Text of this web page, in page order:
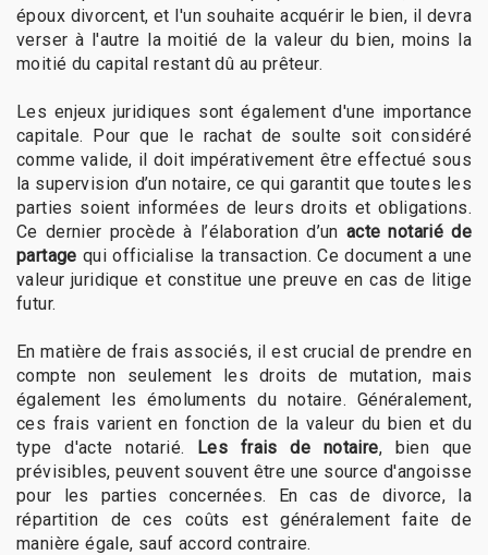
époux divorcent, et l'un souhaite acquérir le bien, il devra
verser à l'autre la moitié de la valeur du bien, moins la
moitié du capital restant dû au prêteur.
Les enjeux juridiques sont également d'une importance
capitale. Pour que le rachat de soulte soit considéré
comme valide, il doit impérativement être effectué sous
la supervision d’un notaire, ce qui garantit que toutes les
parties soient informées de leurs droits et obligations.
Ce dernier procède à l’élaboration d’un acte notarié de
partage qui officialise la transaction. Ce document a une
valeur juridique et constitue une preuve en cas de litige
futur.
En matière de frais associés, il est crucial de prendre en
compte non seulement les droits de mutation, mais
également les émoluments du notaire. Généralement,
ces frais varient en fonction de la valeur du bien et du
type d'acte notarié.
Les frais de notaire, bien que
prévisibles, peuvent souvent être une source d'angoisse
pour les parties concernées. En cas de divorce, la
répartition de ces coûts est généralement faite de
manière égale, sauf accord contraire.